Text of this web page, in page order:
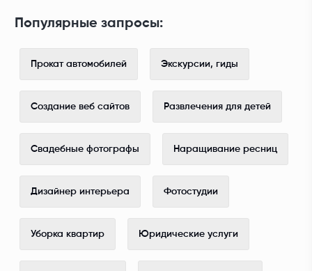
Популярные запросы:
Прокат автомобилей Экскурсии, гиды
Создание веб сайтов Развлечения для детей
Свадебные фотографы Наращивание ресниц
Дизайнер интерьера Фотостудии
Уборка квартир Юридические услуги